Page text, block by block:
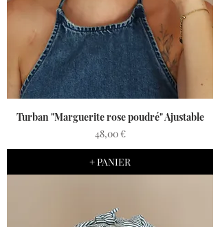
Turban "Marguerite rose poudré" Ajustable
Prix
48,00 €
+ PANIER